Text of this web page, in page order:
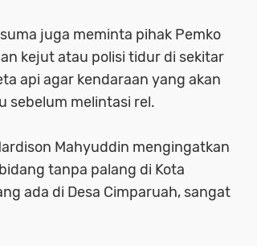
juga meminta pihak Pemko
kejut atau polisi tidur di sekitar
api agar kendaraan yang akan
sebelum melintasi rel.
Mahyuddin mengingatkan
tanpa palang di Kota
ada di Desa Cimparuah, sangat